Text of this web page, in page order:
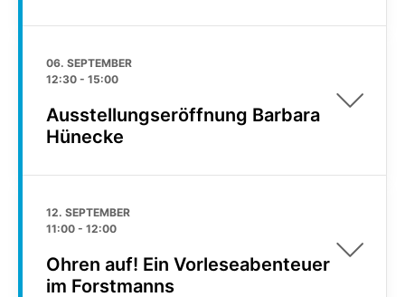
06. SEPTEMBER
12:30 - 15:00
Ausstellungseröffnung Barbara
Hünecke
12. SEPTEMBER
11:00 - 12:00
Ohren auf! Ein Vorleseabenteuer
im Forstmanns